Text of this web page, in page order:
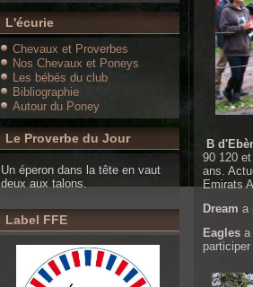
L'écurie
Chevaux et Proverbes
Nos Chevaux et Poneys
Les bébés du club
Bibliographie
Autour du Poney
Le Proverbe du Jour
Un éperon dans la tête en vaut
deux aux talons.
Label FFE
B
90 120
ans.
Emirats
Dream a
Eagles a